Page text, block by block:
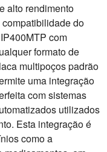
alto rendimento
compatibilidade do
com
formato de
multipoços padrão
uma integração
com sistemas
utilizados
Esta integração é
como a